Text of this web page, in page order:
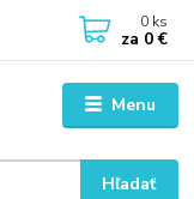
Menu
Hľadať
0 ks
za 0 €